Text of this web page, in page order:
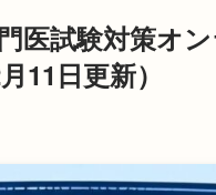
医試験対策オ
11日更新）